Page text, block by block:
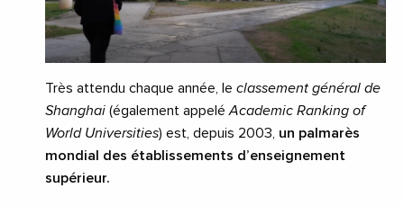
Très attendu chaque année, le classement général de
Shanghai (également appelé Academic Ranking of
World Universities) est, depuis 2003, un palmarès
mondial des établissements d’enseignement
supérieur.